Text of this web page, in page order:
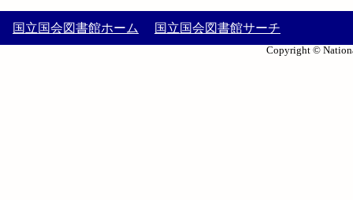
国立国会図書館ホーム 国立国会図書館サーチ
Copyright ©